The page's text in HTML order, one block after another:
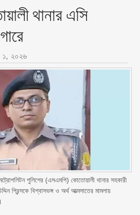
থানার এসি
১, ২০২৬
পুলিশের (এসএমপি) কোতোয়ালী থানার সহকারী
প্রিন্সকে বিশ্বাসভঙ্গ ও অর্থ আত্মসাতের মামলায়